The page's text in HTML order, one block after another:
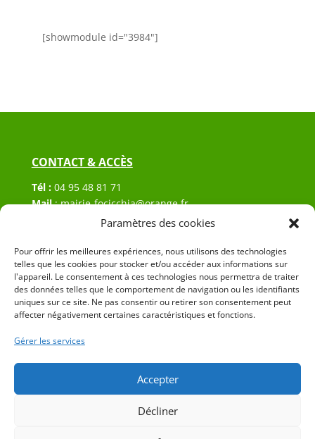
Paramètres des cookies
Pour offrir les meilleures expériences, nous utilisons des technologies
telles que les cookies pour stocker et/ou accéder aux informations sur
l'appareil. Le consentement à ces technologies nous permettra de traiter
des données telles que le comportement de navigation ou les identifiants
uniques sur ce site. Ne pas consentir ou retirer son consentement peut
affecter négativement certaines caractéristiques et fonctions.
Gérer les services
Accepter
Décliner
[showmodule id="3984"]
CONTACT & ACCÈS
Tél : 04 95 48 81 71
Mail:mairie-focicchia@orange.fr
Hôtel de ville de Focicchia
20212 Focicchia